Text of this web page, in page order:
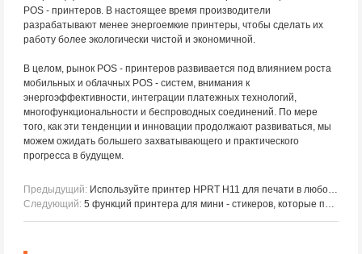
POS - принтеров. В настоящее время производители
разрабатывают менее энергоемкие принтеры, чтобы сделать их
работу более экологически чистой и экономичной.
В целом, рынок POS - принтеров развивается под влиянием роста
мобильных и облачных POS - систем, внимания к
энергоэффективности, интеграции платежных технологий,
многофункциональности и беспроводных соединений. По мере
того, как эти тенденции и инновации продолжают развиваться, мы
можем ожидать большего захватывающего и практического
прогресса в будущем.
Предыдущий: Используйте принтер HPRT H11 для печати в любое время и в любом месте
Следующий: 5 функций принтера для мини - стикеров, которые понравится всем